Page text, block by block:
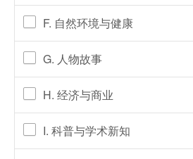
F. 自然环境与健康
G. 人物故事
H. 经济与商业
I. 科普与学术新知